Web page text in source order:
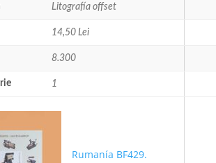
Litografía offset
14,50 Lei
8.300
1
Rumanía BF429.